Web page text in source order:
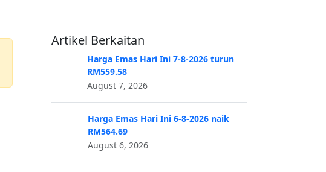
Artikel Berkaitan
Harga Emas Hari Ini 7-8-2026 turun
RM559.58
August 7, 2026
Harga Emas Hari Ini 6-8-2026 naik
RM564.69
August 6, 2026